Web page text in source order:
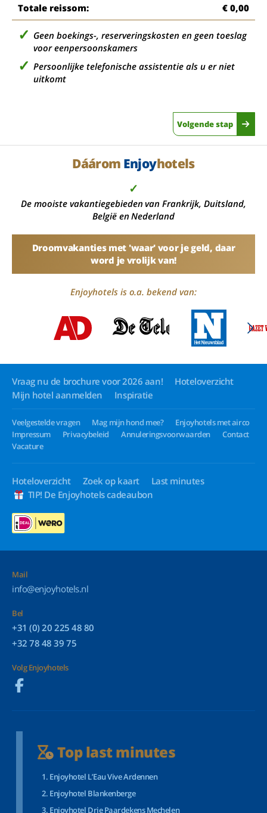
Totale reissom: € 0,00
Geen boekings-, reserveringskosten en geen toeslag
voor eenpersoonskamers
Persoonlijke telefonische assistentie als u er niet
uitkomt
Volgende stap
Dáárom Enjoyhotels
✓
De mooiste vakantiegebieden van Frankrijk, Duitsland,
België en Nederland
Droomvakanties met 'waar' voor je geld, daar
word je vrolijk van!
Enjoyhotels is o.a. bekend van:
Vraag nu de brochure voor 2026 aan!
Hoteloverzicht
Mijn hotel aanmelden
Inspiratie
Veelgestelde vragen Mag mijn hond mee?
Enjoyhotels met airco
Impressum
Privacybeleid Annuleringsvoorwaarden
Contact
Vacature
Hoteloverzicht Zoek op kaart
Last minutes
TIP! De Enjoyhotels cadeaubon
Mail
info@enjoyhotels.nl
Bel
+31 (0) 20 225 48 80
+32 78 48 39 75
Volg Enjoyhotels
Top last minutes
Enjoyhotel L’Eau Vive Ardennen
Enjoyhotel Blankenberge
Enjoyhotel Drie Paardekens Mechelen